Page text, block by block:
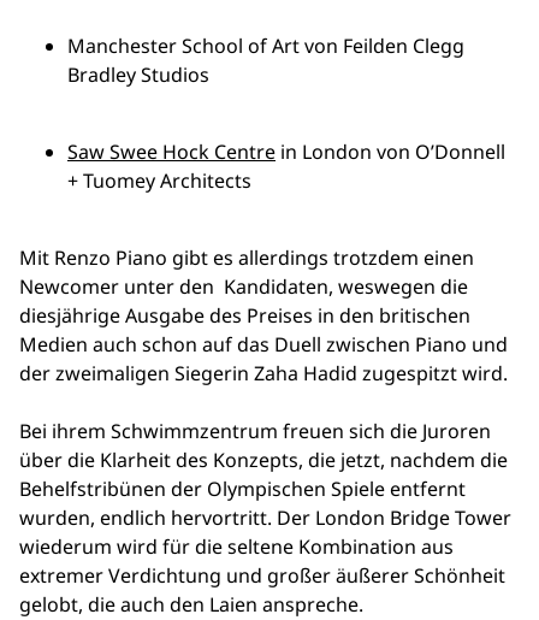
Manchester School of Art von Feilden Clegg
Bradley Studios
Saw Swee Hock Centre in London von O’Donnell
+ Tuomey Architects
Mit Renzo Piano gibt es allerdings trotzdem einen
Newcomer unter den Kandidaten, weswegen die
diesjährige Ausgabe des Preises in den britischen
Medien auch schon auf das Duell zwischen Piano und
der zweimaligen Siegerin Zaha Hadid zugespitzt wird.
Bei ihrem Schwimmzentrum freuen sich die Juroren
über die Klarheit des Konzepts, die jetzt, nachdem die
Behelfstribünen der Olympischen Spiele entfernt
wurden, endlich hervortritt. Der London Bridge Tower
wiederum wird für die seltene Kombination aus
extremer Verdichtung und großer äußerer Schönheit
gelobt, die auch den Laien anspreche.